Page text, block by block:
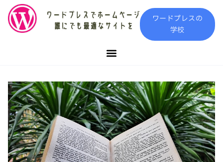
ワードプレスの
学校